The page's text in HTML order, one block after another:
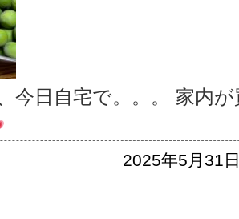
今日自宅で。。。 家内
2025年5月31